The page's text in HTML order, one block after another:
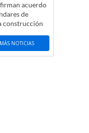
acuerdo
de
construcción
MÁS NOTICIAS